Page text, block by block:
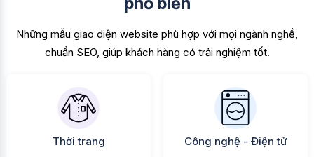
Những mẫu giao diện website phù hợp với mọi ngành nghề,
chuẩn SEO, giúp khách hàng có trải nghiệm tốt.
Thời trang Công nghệ - Điện tử